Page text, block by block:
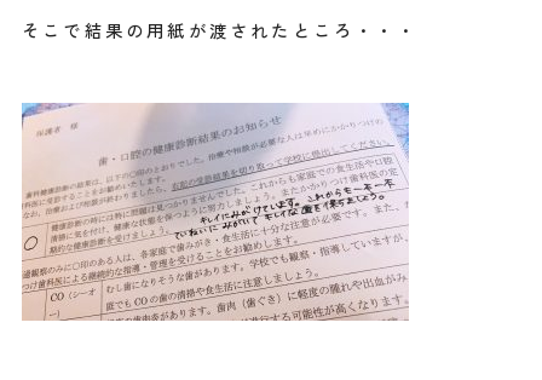
そこで結果の用紙が渡されたところ・・・